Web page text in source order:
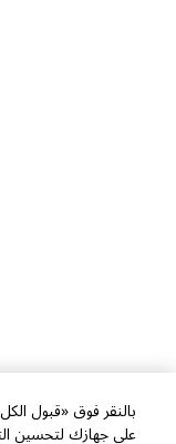
على جهازك لتحسين